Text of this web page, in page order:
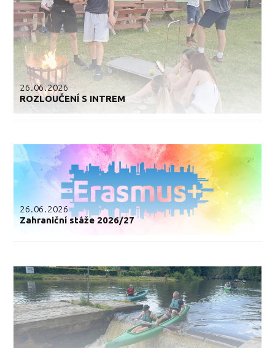
26.06.2026
ROZLOUČENÍ S INTREM
26.06.2026
Zahraniční stáže 2026/27